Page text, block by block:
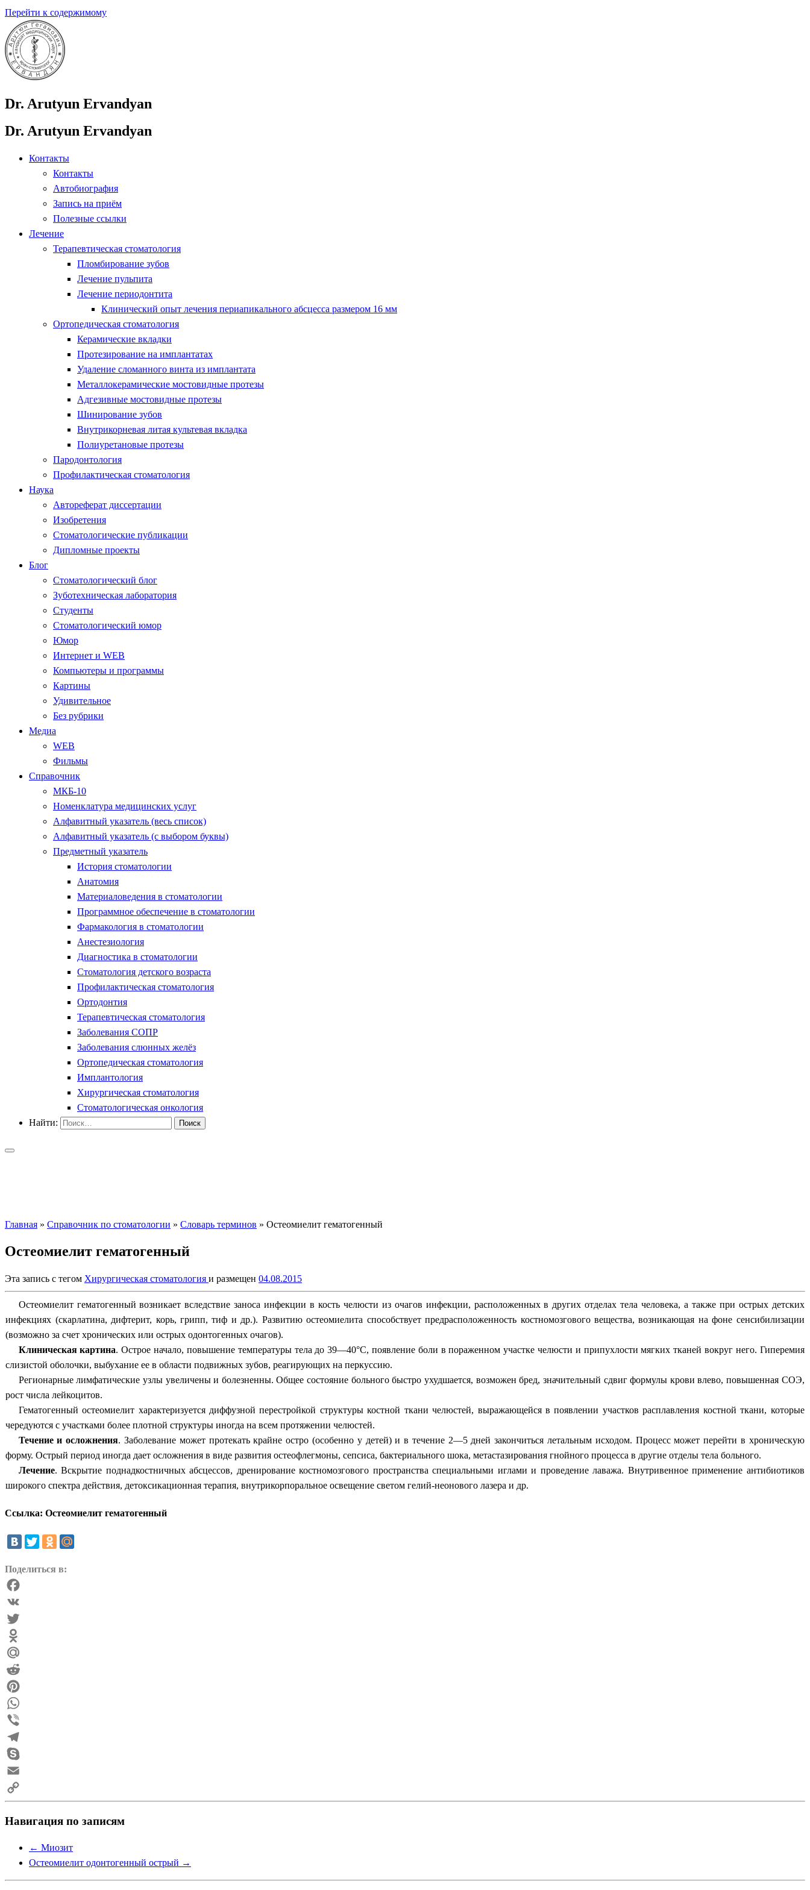
Перейти к содержимому
Dr. Arutyun Ervandyan
Dr. Arutyun Ervandyan
Контакты
Контакты
Автобиография
Запись на приём
Полезные ссылки
Лечение
Терапевтическая стоматология
Пломбирование зубов
Лечение пульпита
Лечение периодонтита
Клинический опыт лечения периапикального абсцесса размером 16 мм
Ортопедическая стоматология
Керамические вкладки
Протезирование на имплантатах
Удаление сломанного винта из имплантата
Металлокерамические мостовидные протезы
Адгезивные мостовидные протезы
Шинирование зубов
Внутрикорневая литая культевая вкладка
Полиуретановые протезы
Пародонтология
Профилактическая стоматология
Наука
Автореферат диссертации
Изобретения
Стоматологические публикации
Дипломные проекты
Блог
Стоматологический блог
Зуботехническая лаборатория
Студенты
Стоматологический юмор
Юмор
Интернет и WEB
Компьютеры и программы
Картины
Удивительное
Без рубрики
Медиа
WEB
Фильмы
Справочник
МКБ-10
Номенклатура медицинских услуг
Алфавитный указатель (весь список)
Алфавитный указатель (с выбором буквы)
Предметный указатель
История стоматологии
Анатомия
Материаловедения в стоматологии
Программное обеспечение в стоматологии
Фармакология в стоматологии
Анестезиология
Диагностика в стоматологии
Стоматология детского возраста
Профилактическая стоматология
Ортодонтия
Терапевтическая стоматология
Заболевания СОПР
Заболевания слюнных желёз
Ортопедическая стоматология
Имплантология
Хирургическая стоматология
Стоматологическая онкология
Найти:
Главная » Справочник по стоматологии » Словарь терминов » Остеомиелит гематогенный
Остеомиелит гематогенный
Эта запись с тегом Хирургическая стоматология и размещен 04.08.2015
Остеомиелит гематогенныйвозникает вследствие заноса инфекции в кость челюсти из очагов инфекции, расположенных в других отделах тела человека, а также при острых детских
инфекциях (скарлатина, дифтерит, корь, грипп, тиф и др.). Развитию остеомиелита способствует предрасположенность костномозгового вещества, возникающая на фоне сенсибилизации
(возможно за счет хронических или острых одонтогенных очагов).
Клиническая картина. Острое начало, повышение температуры тела до 39—40°С, появление боли в пораженном участке челюсти и припухлости мягких тканей вокруг него. Гиперемия
слизистой оболочки, выбухание ее в области подвижных зубов, реагирующих на перкуссию.
Регионарные лимфатические узлы увеличены и болезненны. Общее состояние больного быстро ухудшается, возможен бред, значительный сдвиг формулы крови влево, повышенная СОЭ,
рост числа лейкоцитов.
Гематогенный остеомиелит характеризуется диффузной перестройкой структуры костной ткани челюстей, выражающейся в появлении участков расплавления костной ткани, которые
чередуются с участками более плотной структуры иногда на всем протяжении челюстей.
Течение и осложнения. Заболевание может протекать крайне остро (особенно у детей) и в течение 2—5 дней закончиться летальным исходом. Процесс может перейти в хроническую
форму. Острый период иногда дает осложнения в виде развития остеофлегмоны, сепсиса, бактериального шока, метастазирования гнойного процесса в другие отделы тела больного.
Лечение. Вскрытие поднадкостничных абсцессов, дренирование костномозгового пространства специальными иглами и проведение лаважа. Внутривенное применение антибиотиков
широкого спектра действия, детоксикационная терапия, внутрикорпоральное освещение светом гелий-неонового лазера и др.
Ссылка: Остеомиелит гематогенный
Поделиться в:
Facebook
VK
Twitter
Odnoklassniki
Mail.Ru
Reddit
Pinterest
WhatsApp
Viber
Telegram
Skype
Email
Copy
Link
Навигация по записям
← Миозит
Остеомиелит одонтогенный острый →